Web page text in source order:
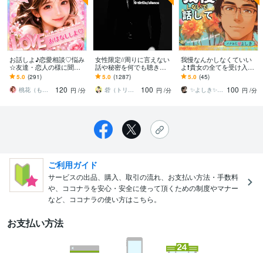
お話しよ♪恋愛相談♡悩み
☆友達・恋人の様に聞き
ます YouTuber!悩み相談・
復縁・片思い・成就しま
す様に♪
5.0 (291)
桃花（ももか）♡強運パワー心のオアシス♡
120 円 /分
女性限定//周りに言えない
話や秘密を何でも聴きま
す 誰かに自分の中にある
ものを聴いて欲しいあな
たへ
5.0 (1287)
砦（トリデ）
100 円 /分
我慢なんかしなくていい
よ❗貴女の全てを受け入れ
ます ☘️悩み/愚痴/雑談/恋
愛話何でも話して/1分から
でも大丈夫
5.0 (45)
✨よしき✨が心を優しく癒して笑顔にします 100 円 /分
ご利用ガイド
サービスの出品、購入、取引の流れ、お支払い方法・手数料
や、ココナラを安心・安全に使って頂くための制度やマナー
など、ココナラの使い方はこちら。
お支払い方法